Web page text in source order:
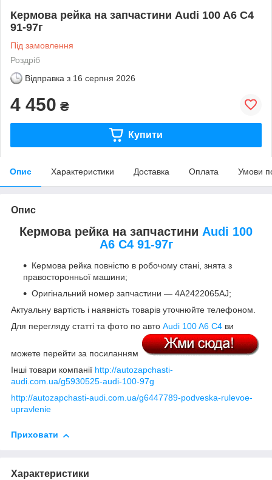
Кермова рейка на запчастини Audi 100 A6 C4
91-97г
Під замовлення
Роздріб
Відправка з 16 серпня 2026
4 450 ₴
Купити
Опис Характеристики Доставка Оплата Умови
Опис
Кермова рейка на запчастини Audi 100
A6 C4 91-97г
Кермова рейка повністю в робочому стані, знята з
правосторонньої машини;
Оригінальний номер запчастини — 4A2422065AJ;
Актуальну вартість і наявність товарів уточнюйте телефоном.
Для перегляду статті та фото по авто Audi 100 A6 C4 ви
можете перейти за посиланням
Інші товари компанії http://autozapchasti-
audi.com.ua/g5930525-audi-100-97g
http://autozapchasti-audi.com.ua/g6447789-podveska-rulevoe-
upravlenie
Приховати
Характеристики